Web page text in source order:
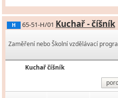
H 65-51-H/01 Kuchař - číšník
Zaměření nebo Školní vzdělávací
Kuchař číšník